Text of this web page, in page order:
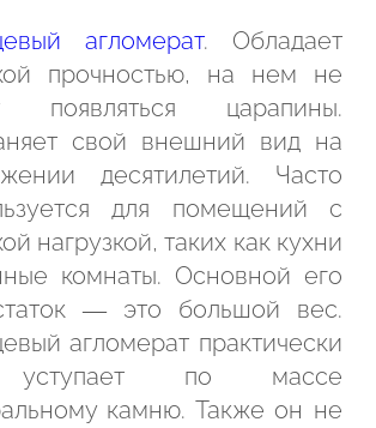
агломерат. Обладает
прочностью, на нем не
появляться царапины.
свой внешний вид на
десятилетий. Часто
для помещений с
нагрузкой, таких как кухни
комнаты. Основной его
— это большой вес.
агломерат практически
по массе
камню. Также он не